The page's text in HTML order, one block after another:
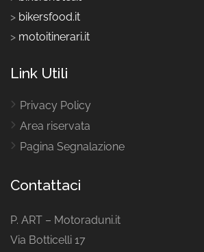
> bikersfood.it
> motoitinerari.it
Link Utili
Privacy Policy
Area riservata
Pagina Segnalazione
Contattaci
P. ART – Motoraduni.it
Via Botticelli 17